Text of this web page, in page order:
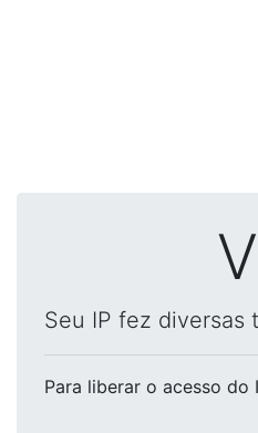
Seu IP fez diversas
Para liberar o acesso do